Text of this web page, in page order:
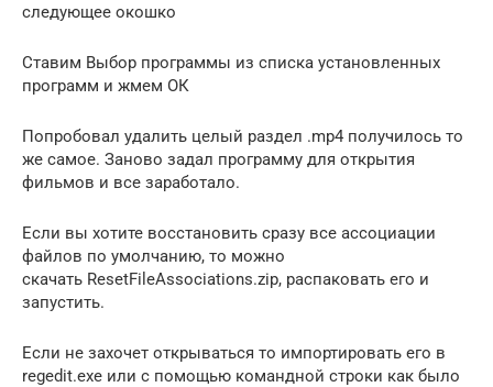
следующее окошко
Ставим Выбор программы из списка установленных
программ и жмем ОК
Попробовал удалить целый раздел .mp4 получилось то
же самое. Заново задал программу для открытия
фильмов и все заработало.
Если вы хотите восстановить сразу все ассоциации
файлов по умолчанию, то можно
скачать ResetFileAssociations.zip, распаковать его и
запустить.
Если не захочет открываться то импортировать его в
regedit.exe или с помощью командной строки как было